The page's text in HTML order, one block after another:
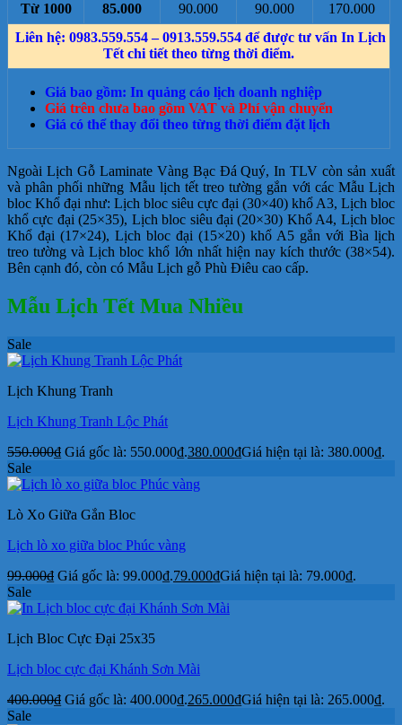
Từ 1000 85.000 90.000 90.000
170.000
Liên hệ: 0983.559.554 – 0913.559.554 để được tư vấn In Lịch
Tết chi tiết theo từng thời điểm.
Giá bao gồm: In quảng cáo lịch doanh nghiệp
Giá trên chưa bao gồm VAT và Phí vận chuyển
Giá có thể thay đổi theo từng thời điểm đặt lịch
Ngoài Lịch Gỗ Laminate Vàng Bạc Đá Quý, In TLV còn sản xuất
và phân phối những Mẫu lịch tết treo tường gắn với các Mẫu Lịch
bloc Khổ đại như: Lịch bloc siêu cực đại (30×40) khổ A3, Lịch bloc
khổ cực đại (25×35), Lịch bloc siêu đại (20×30) Khổ A4, Lịch bloc
Khổ đại (17×24), Lịch bloc đại (15×20) khổ A5 gắn với Bìa lịch
treo tường và Lịch bloc khổ lớn nhất hiện nay kích thước (38×54).
Bên cạnh đó, còn có Mẫu Lịch gỗ Phù Điêu cao cấp.
Mẫu Lịch Tết Mua Nhiều
Sale
Lịch Khung Tranh
Lịch Khung Tranh Lộc Phát
550.000₫ Giá gốc là: 550.000₫.380.000₫Giá hiện tại là: 380.000₫.
Sale
Lò Xo Giữa Gắn Bloc
Lịch lò xo giữa bloc Phúc vàng
99.000₫ Giá gốc là: 99.000₫.79.000₫Giá hiện tại là: 79.000₫.
Sale
Lịch Bloc Cực Đại 25x35
Lịch bloc cực đại Khánh Sơn Mài
400.000₫ Giá gốc là: 400.000₫.265.000₫Giá hiện tại là: 265.000₫.
Sale